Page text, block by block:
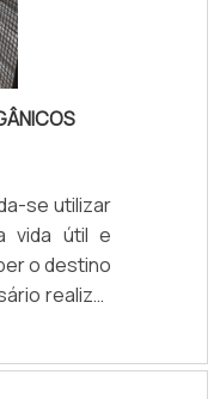
se utilizar
vida útil e
o destino
realizar
Os
que, se